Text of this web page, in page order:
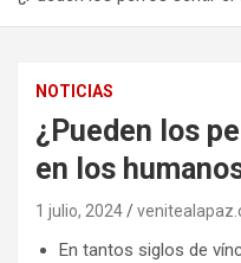
NOTICIAS
¿Pueden los
en los
1 julio, 2024
En tantos siglos de